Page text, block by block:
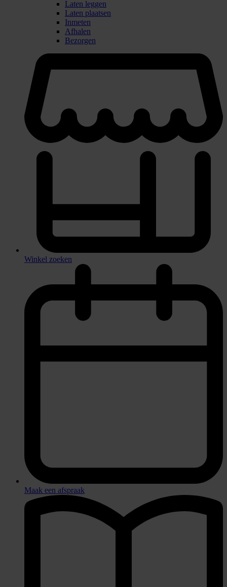
Laten leggen
Laten plaatsen
Inmeten
Afhalen
Bezorgen
Winkel zoeken
Maak een afspraak